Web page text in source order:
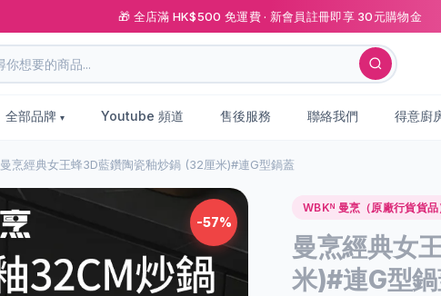
🎁 全店滿 HK$500 免運費 · 新會員註冊即享 30元購物金
全部品牌 Youtube 頻道 售後服務 聯絡我們 得意廚
曼烹經典女王蜂3D藍鑽陶瓷釉炒鍋 (32厘米)#連G型鍋蓋
-57%
WBKᴺ 曼烹（原廠行貨貨品
曼烹經典女
米)#連G型